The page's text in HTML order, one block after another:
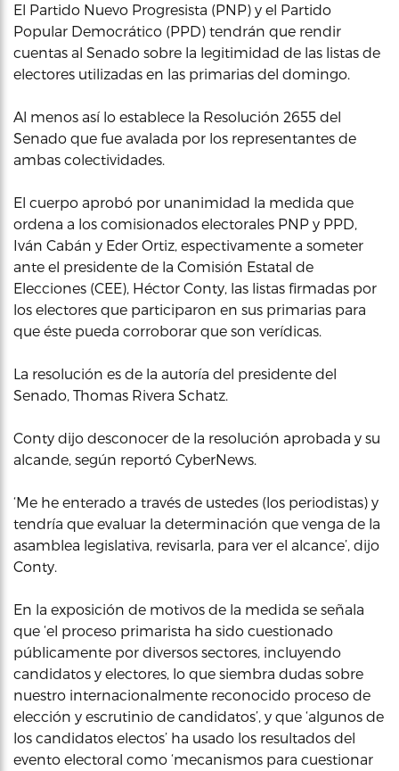
El Partido Nuevo Progresista (PNP) y el Partido
Popular Democrático (PPD) tendrán que rendir
cuentas al Senado sobre la legitimidad de las listas de
electores utilizadas en las primarias del domingo.
Al menos así lo establece la Resolución 2655 del
Senado que fue avalada por los representantes de
ambas colectividades.
El cuerpo aprobó por unanimidad la medida que
ordena a los comisionados electorales PNP y PPD,
Iván Cabán y Eder Ortiz, espectivamente a someter
ante el presidente de la Comisión Estatal de
Elecciones (CEE), Héctor Conty, las listas firmadas por
los electores que participaron en sus primarias para
que éste pueda corroborar que son verídicas.
La resolución es de la autoría del presidente del
Senado, Thomas Rivera Schatz.
Conty dijo desconocer de la resolución aprobada y su
alcande, según reportó CyberNews.
‘Me he enterado a través de ustedes (los periodistas) y
tendría que evaluar la determinación que venga de la
asamblea legislativa, revisarla, para ver el alcance’, dijo
Conty.
En la exposición de motivos de la medida se señala
que ‘el proceso primarista ha sido cuestionado
públicamente por diversos sectores, incluyendo
candidatos y electores, lo que siembra dudas sobre
nuestro internacionalmente reconocido proceso de
elección y escrutinio de candidatos’, y que ‘algunos de
los candidatos electos’ ha usado los resultados del
evento electoral como ‘mecanismos para cuestionar